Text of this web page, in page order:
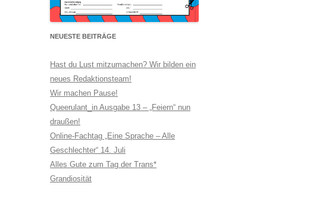
NEUESTE BEITRÄGE
Hast du Lust mitzumachen? Wir bilden ein
neues Redaktionsteam!
Wir machen Pause!
Queerulant_in Ausgabe 13 – „Feiern“ nun
draußen!
Online-Fachtag „Eine Sprache – Alle
Geschlechter“ 14. Juli
Alles Gute zum Tag der Trans*
Grandiosität